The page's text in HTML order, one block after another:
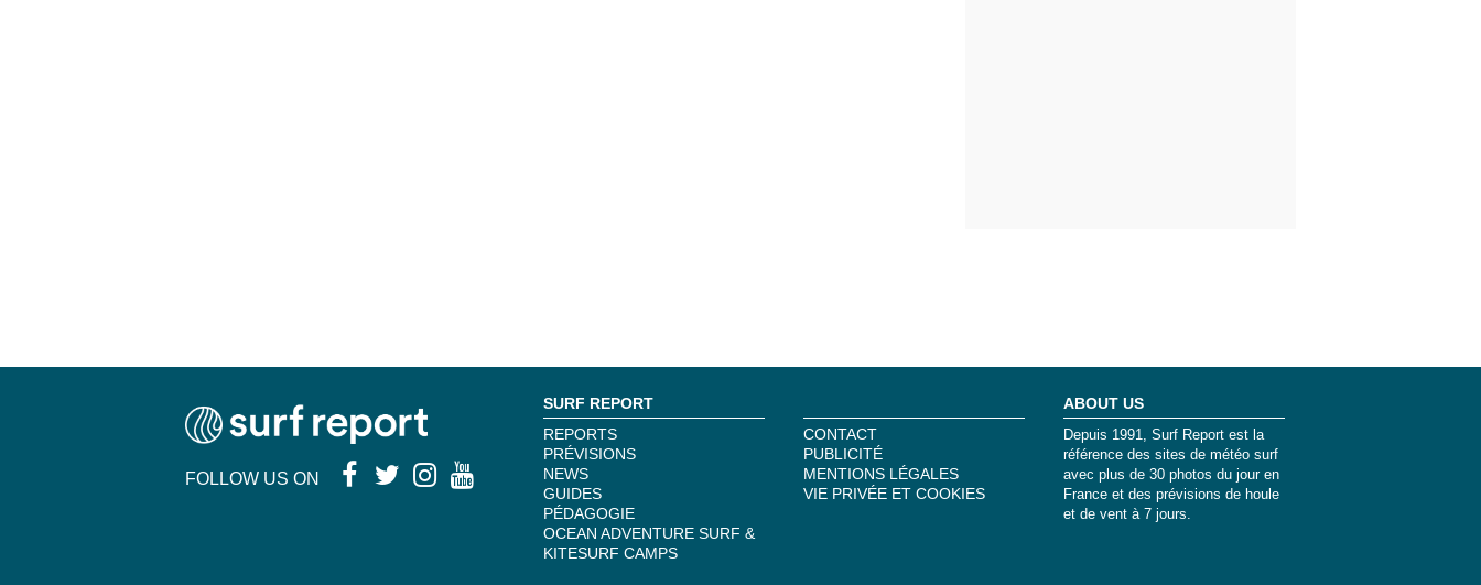
FOLLOW US ON
SURF REPORT
REPORTS
PRÉVISIONS
NEWS
GUIDES
PÉDAGOGIE
OCEAN ADVENTURE SURF &
KITESURF CAMPS
CONTACT
PUBLICITÉ
MENTIONS LÉGALES
VIE PRIVÉE ET COOKIES
ABOUT US
Depuis 1991, Surf Report est la
référence des sites de météo surf
avec plus de 30 photos du jour en
France et des prévisions de houle
et de vent à 7 jours.